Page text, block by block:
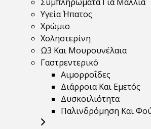
Συμπληρώματα Για Μαλλιά
Υγεία Ήπατος
Χρώμιο
Χοληστερίνη
Ω3 Και Μουρουνέλαια
Γαστρεντερικό
Αιμορροΐδες
Διάρροια Και Εμετός
Δυσκοιλιότητα
Παλινδρόμηση Και